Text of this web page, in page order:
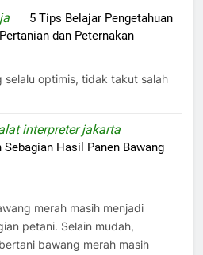
5 Tips Belajar Pengetahuan
dan Peternakan
selalu optimis, tidak takut salah
interpreter jakarta
Hasil Panen Bawang
merah masih menjadi
petani. Selain mudah,
bawang merah masih